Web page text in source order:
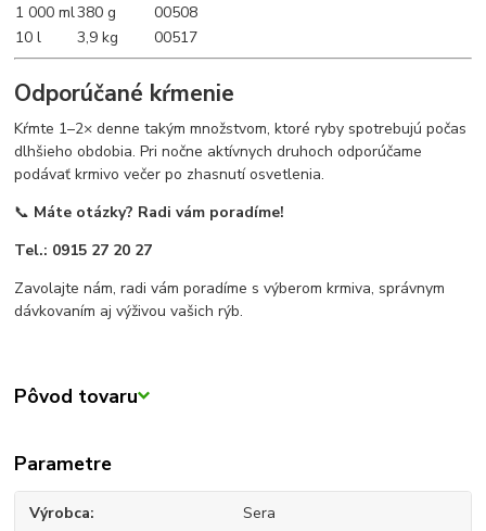
1 000 ml380 g
00508
10 l
3,9 kg 00517
Odporúčané kŕmenie
Kŕmte 1–2× denne takým množstvom, ktoré ryby spotrebujú počas
dlhšieho obdobia. Pri nočne aktívnych druhoch odporúčame
podávať krmivo večer po zhasnutí osvetlenia.
📞 Máte otázky? Radi vám poradíme!
Tel.: 0915 27 20 27
Zavolajte nám, radi vám poradíme s výberom krmiva, správnym
dávkovaním aj výživou vašich rýb.
Pôvod tovaru
Parametre
Výrobca Sera